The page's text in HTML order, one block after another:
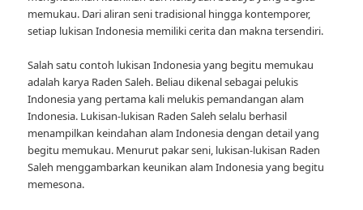
memukau. Dari aliran seni tradisional hingga kontemporer,
setiap lukisan Indonesia memiliki cerita dan makna tersendiri.
Salah satu contoh lukisan Indonesia yang begitu memukau
adalah karya Raden Saleh. Beliau dikenal sebagai pelukis
Indonesia yang pertama kali melukis pemandangan alam
Indonesia. Lukisan-lukisan Raden Saleh selalu berhasil
menampilkan keindahan alam Indonesia dengan detail yang
begitu memukau. Menurut pakar seni, lukisan-lukisan Raden
Saleh menggambarkan keunikan alam Indonesia yang begitu
memesona.